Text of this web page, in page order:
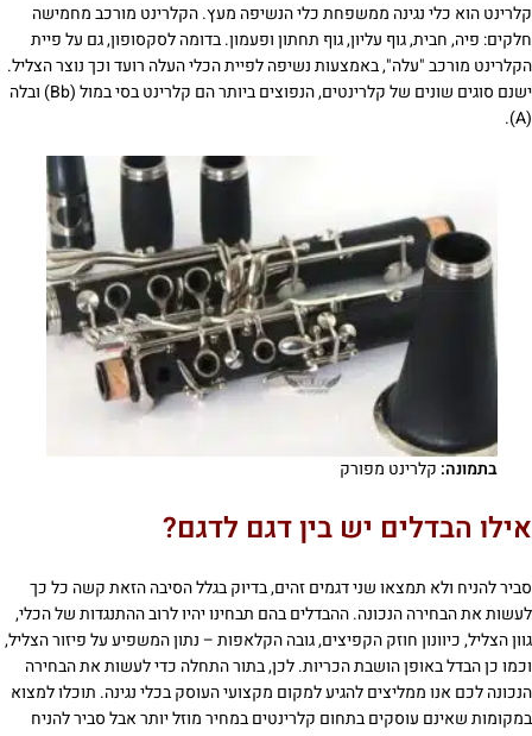
קלרינט הוא כלי נגינה ממשפחת כלי הנשיפה מעץ. הקלרינט מורכב מחמישה
חלקים: פיה, חבית, גוף עליון, גוף תחתון ופעמון. בדומה לסקסופון, גם על פיית
הקלרינט מורכב "עלה", באמצעות נשיפה לפיית הכלי העלה רועד וכך נוצר הצליל.
ישנם סוגים שונים של קלרינטים, הנפוצים ביותר הם קלרינט בסי במול (Bb) ובלה
(A).
בתמונה: קלרינט מפורק
אילו הבדלים יש בין דגם לדגם?
סביר להניח ולא תמצאו שני דגמים זהים, בדיוק בגלל הסיבה הזאת קשה כל כך
לעשות את הבחירה הנכונה. ההבדלים בהם תבחינו יהיו לרוב ההתנגדות של הכלי,
גוון הצליל, כיוונון חוזק הקפיצים, גובה הקלאפות – נתון המשפיע על פיזור הצליל,
וכמו כן הבדל באופן הושבת הכריות. לכן, בתור התחלה כדי לעשות את הבחירה
הנכונה לכם אנו ממליצים להגיע למקום מקצועי העוסק בכלי נגינה. תוכלו למצוא
במקומות שאינם עוסקים בתחום קלרינטים במחיר מוזל יותר אבל סביר להניח